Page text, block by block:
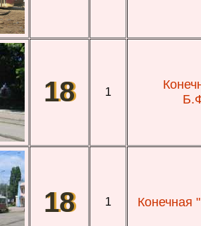
18 1
18 1 Конечная